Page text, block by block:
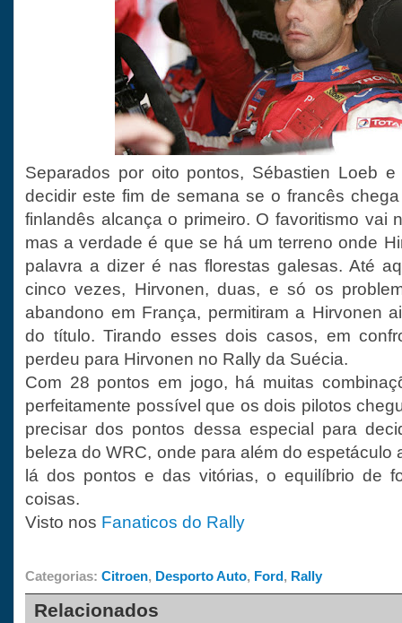
Separados por oito pontos, Sébastien Loeb
decidir este fim de semana se o francês
finlandês alcança o primeiro. O favoritismo vai
mas a verdade é que se há um terreno onde
palavra a dizer é nas florestas galesas. Até
cinco vezes, Hirvonen, duas, e só os
abandono em França, permitiram a Hirvonen
do título. Tirando esses dois casos, em
perdeu para Hirvonen no Rally da Suécia.
Com 28 pontos em jogo, há muitas
perfeitamente possível que os dois pilotos
precisar dos pontos dessa especial para
beleza do WRC, onde para além do espetáculo
lá dos pontos e das vitórias, o equilíbrio de
coisas.
Visto nos Fanaticos do Rally
Categorias: Citroen, Desporto Auto, Ford, Rally
Relacionados